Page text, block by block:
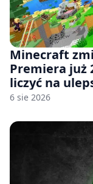
Minecraft
Premiera już
liczyć na
6 sie 2026